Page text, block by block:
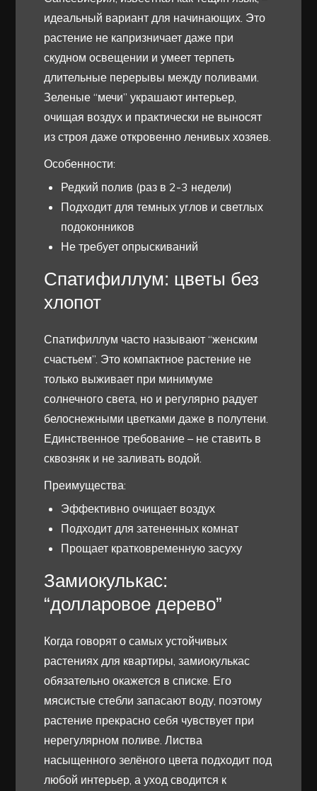
идеальный вариант для начинающих. Это
растение не капризничает даже при
скудном освещении и умеет терпеть
длительные перерывы между поливами.
Зеленые “мечи” украшают интерьер,
очищая воздух и практически не выносят
из строя даже откровенно ленивых хозяев.
Особенности:
Редкий полив (раз в 2-3 недели)
Подходит для темных углов и светлых
подоконников
Не требует опрыскиваний
Спатифиллум: цветы без
хлопот
Спатифиллум часто называют “женским
счастьем”. Это компактное растение не
только выживает при минимуме
солнечного света, но и регулярно радует
белоснежными цветками даже в полутени.
Единственное требование – не ставить в
сквозняк и не заливать водой.
Преимущества:
Эффективно очищает воздух
Подходит для затененных комнат
Прощает кратковременную засуху
Замиокулькас:
“долларовое дерево”
Когда говорят о самых устойчивых
растениях для квартиры, замиокулькас
обязательно окажется в списке. Его
мясистые стебли запасают воду, поэтому
растение прекрасно себя чувствует при
нерегулярном поливе. Листва
насыщенного зелёного цвета подходит под
любой интерьер, а уход сводится к